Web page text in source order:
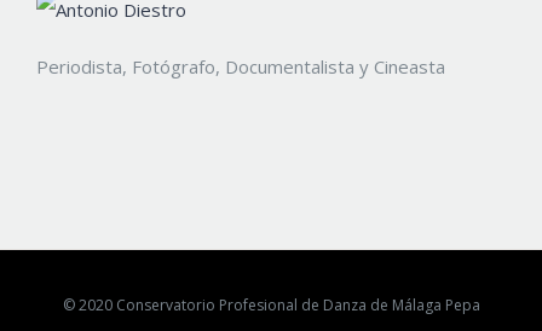
Periodista, Fotógrafo, Documentalista y Cineasta
© 2020 Conservatorio Profesional de Danza de Málaga Pepa